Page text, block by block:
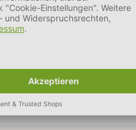
0,22 %